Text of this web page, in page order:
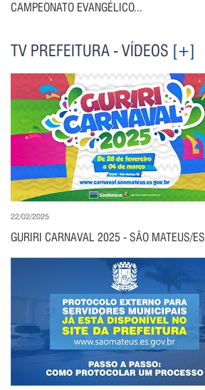
CAMPEONATO EVANGÉLICO...
TV PREFEITURA - VÍDEOS [+]
22/02/2025
GURIRI CARNAVAL 2025 - SÃO MATEUS/ES